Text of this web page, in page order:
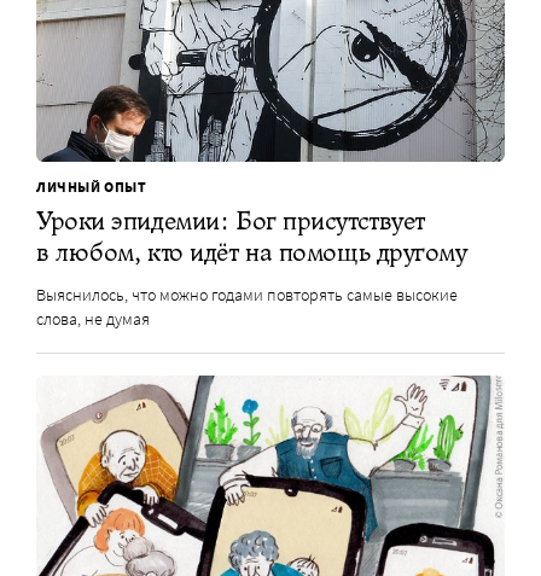
ЛИЧНЫЙ ОПЫТ
Уроки эпидемии: Бог присутствует
в любом, кто идёт на помощь другому
Выяснилось, что можно годами повторять самые высокие
слова, не думая